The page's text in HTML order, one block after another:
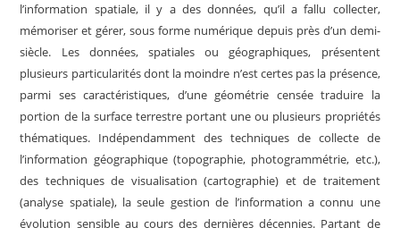
l’information spatiale, il y a des données, qu’il a fallu collecter,
mémoriser et gérer, sous forme numérique depuis près d’un demi-
siècle. Les données, spatiales ou géographiques, présentent
plusieurs particularités dont la moindre n’est certes pas la présence,
parmi ses caractéristiques, d’une géométrie censée traduire la
portion de la surface terrestre portant une ou plusieurs propriétés
thématiques. Indépendamment des techniques de collecte de
l’information géographique (topographie, photogrammétrie, etc.),
des techniques de visualisation (cartographie) et de traitement
(analyse spatiale), la seule gestion de l’information a connu une
évolution sensible au cours des dernières décennies. Partant de